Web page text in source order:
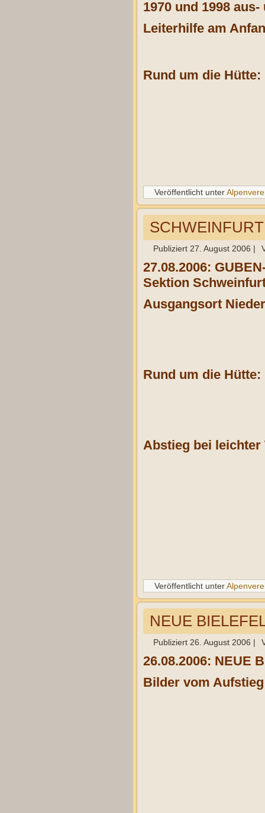
1970 und 1998
Leiterhilfe am
Rund um die Hütte:
Veröffentlicht unter
Publiziert 27. August 2006 |
27.08.2006:
Sektion
Ausgangsort
Rund um die Hütte:
Abstieg bei
Veröffentlicht unter
NEUE
Publiziert 26. August 2006 |
26.08.2006: NEUE
Bilder vom